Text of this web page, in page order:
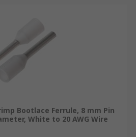
Bootlace Ferrule, 8 mm Pin
White to 20 AWG Wire